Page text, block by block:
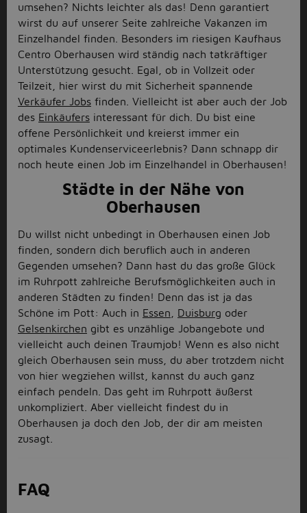
umsehen? Nichts leichter als das! Denn garantiert
wirst du auf unserer Seite zahlreiche Vakanzen im
Einzelhandel finden. Besonders im riesigen Kaufhaus
Centro Oberhausen wird ständig nach tatkräftiger
Unterstützung gesucht. Egal, ob in Vollzeit oder
Teilzeit, hier wirst du mit Sicherheit spannende
Verkäufer Jobs finden. Vielleicht ist aber auch der Job
des Einkäufers interessant für dich. Du bist eine
offene Persönlichkeit und kreierst immer ein
optimales Kundenserviceerlebnis? Dann schnapp dir
noch heute einen Job im Einzelhandel in Oberhausen!
Städte in der Nähe von
Oberhausen
Du willst nicht unbedingt in Oberhausen einen Job
finden, sondern dich beruflich auch in anderen
Gegenden umsehen? Dann hast du das große Glück
im Ruhrpott zahlreiche Berufsmöglichkeiten auch in
anderen Städten zu finden! Denn das ist ja das
Schöne im Pott: Auch in Essen Duisburg oder
Gelsenkirchen gibt es unzählige Jobangebote und
vielleicht auch deinen Traumjob! Wenn es also nicht
gleich Oberhausen sein muss, du aber trotzdem nicht
von hier wegziehen willst, kannst du auch ganz
einfach pendeln. Das geht im Ruhrpott äußerst
unkompliziert. Aber vielleicht findest du in
Oberhausen ja doch den Job, der dir am meisten
zusagt.
FAQ